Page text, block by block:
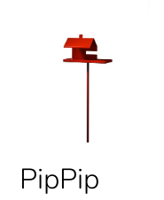
PipPip